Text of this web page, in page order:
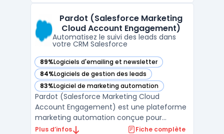
marketing et ventes repose sur une
intégration complète avec le CRM. L ...
Pardot (Salesforce Marketing
Cloud Account Engagement)
Automatisez le suivi des leads dans
votre CRM Salesforce
89%Logiciels d'emailing et newsletter
— voir Pardot (Salesforce Marketing Cloud Account
84%Logiciels de gestion des leads
— voir Pardot (Salesforce Marketing Cloud Account
83%Logiciel de marketing automation
— voir Pardot (Salesforce Marketing Cloud Account
Pardot (Salesforce Marketing Cloud
Account Engagement) est une plateforme
marketing automation conçue pour
synchroniser les activités marketing et
Plus d’infos Fiche complète